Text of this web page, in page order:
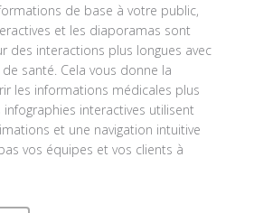
de base à votre public,
et les diaporamas sont
des interactions plus longues avec
santé. Cela vous donne la
les informations médicales plus
interactives utilisent
et une navigation intuitive
vos équipes et vos clients à